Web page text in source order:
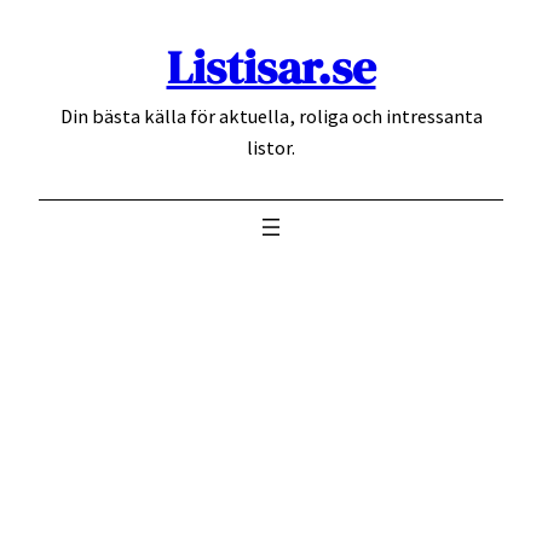
Listisar.se
Din bästa källa för aktuella, roliga och intressanta
listor.